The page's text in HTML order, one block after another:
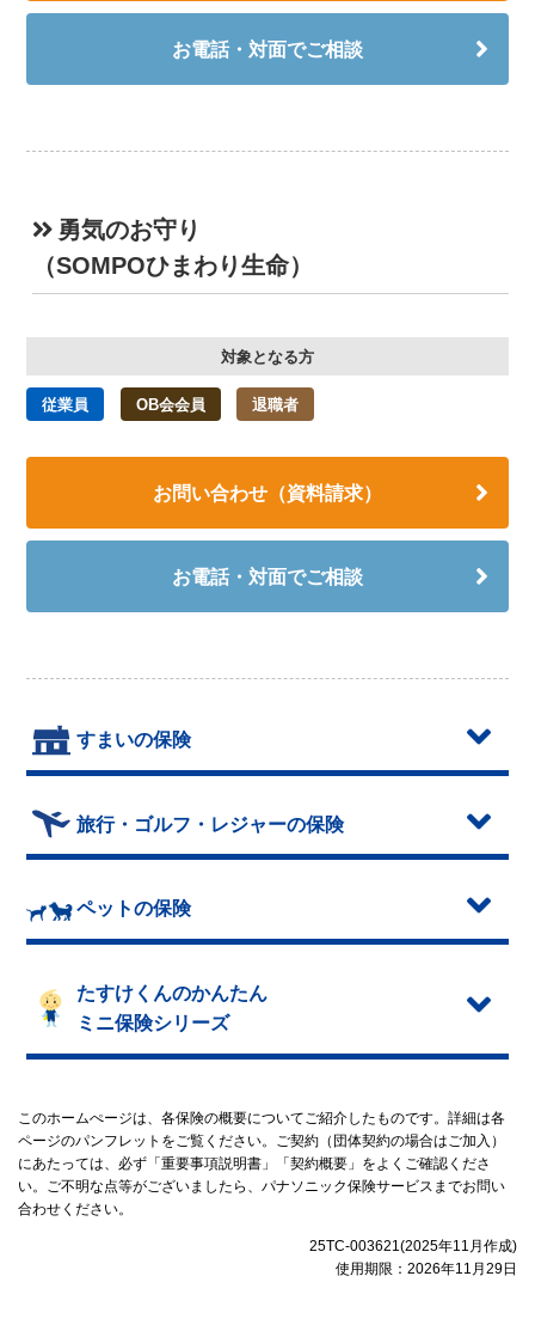
お電話・対面でご相談
勇気のお守り
（SOMPOひまわり生命）
対象となる方
従業員 OB会会員 退職者
お問い合わせ（資料請求）
お電話・対面でご相談
すまいの保険
旅行・ゴルフ・レジャーの保険
ペットの保険
たすけくんのかんたん
ミニ保険シリーズ
このホームぺージは、各保険の概要についてご紹介したものです。詳細は各
ページのパンフレットをご覧ください。ご契約（団体契約の場合はご加入）
にあたっては、必ず「重要事項説明書」「契約概要」をよくご確認くださ
い。ご不明な点等がございましたら、パナソニック保険サービスまでお問い
合わせください。
25TC-003621(2025年11月作成)
使用期限：2026年11月29日